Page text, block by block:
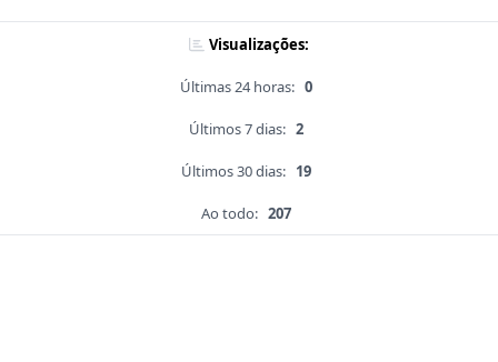
Visualizações:
Últimas 24 horas: 0
Últimos 7 dias: 2
Últimos 30 dias: 19
Ao todo: 207